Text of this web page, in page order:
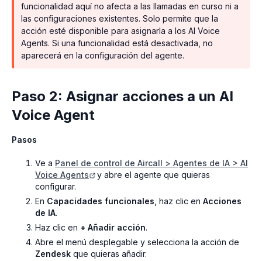
funcionalidad aquí no afecta a las llamadas en curso ni a
las configuraciones existentes. Solo permite que la
acción esté disponible para asignarla a los AI Voice
Agents. Si una funcionalidad está desactivada, no
aparecerá en la configuración del agente.
Paso 2: Asignar acciones a un AI
Voice Agent
Pasos
Ve a Panel de control de Aircall > Agentes de IA > AI
Voice Agents
y abre el agente que quieras
configurar.
En Capacidades funcionales , haz clic en Acciones
de IA.
Haz clic en + Añadir acción.
Abre el menú desplegable y selecciona la acción de
Zendesk que quieras añadir.